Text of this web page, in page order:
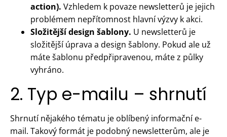
action). Vzhledem k povaze newsletterů je jejich
problémem nepřítomnost hlavní výzvy k akci.
Složitější design šablony. U newsletterů je
složitější úprava a design šablony. Pokud ale už
máte šablonu předpřipravenou, máte z půlky
vyhráno.
2. Typ e-mailu – shrnutí
Shrnutí nějakého tématu je oblíbený informační e-
mail. Takový formát je podobný newsletterům, ale je